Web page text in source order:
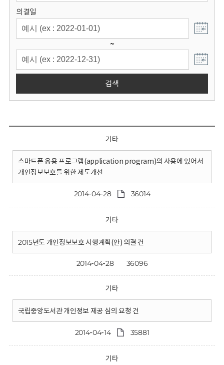
의결일
~
검색
기타
스마트폰 응용 프로그램(application program)의 사용에 있어서
개인정보보호를 위한 제도개선
2014-04-28 36014
기타
2015년도 개인정보보호 시행계획(안) 의결 건
2014-04-28 36096
기타
국립중앙도서관 개인정보 제공 심의 요청 건
2014-04-14 35881
기타